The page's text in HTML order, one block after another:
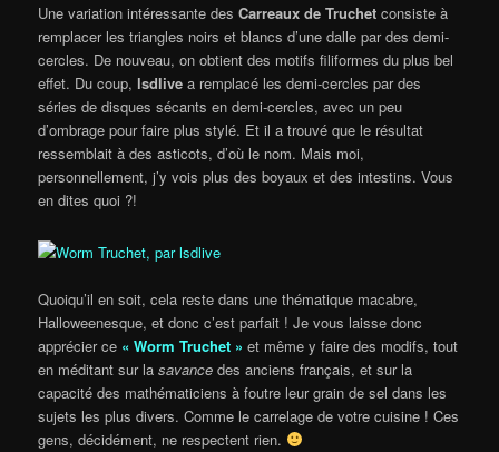
Une variation intéressante desCarreaux de Truchet consiste à
remplacer les triangles noirs et blancs d’une dalle par des demi-
cercles. De nouveau, on obtient des motifs filiformes du plus bel
effet. Du coup, lsdlive a remplacé les demi-cercles par des
séries de disques sécants en demi-cercles, avec un peu
d’ombrage pour faire plus stylé. Et il a trouvé que le résultat
ressemblait à des asticots, d’où le nom. Mais moi,
personnellement, j’y vois plus des boyaux et des intestins. Vous
en dites quoi ?!
Quoiqu’il en soit, cela reste dans une thématique macabre,
Halloweenesque, et donc c’est parfait ! Je vous laisse donc
apprécier ce « Worm Truchet » et même y faire des modifs, tout
en méditant sur lasavance des anciens français, et sur la
capacité des mathématiciens à foutre leur grain de sel dans les
sujets les plus divers. Comme le carrelage de votre cuisine ! Ces
gens, décidément, ne respectent rien.